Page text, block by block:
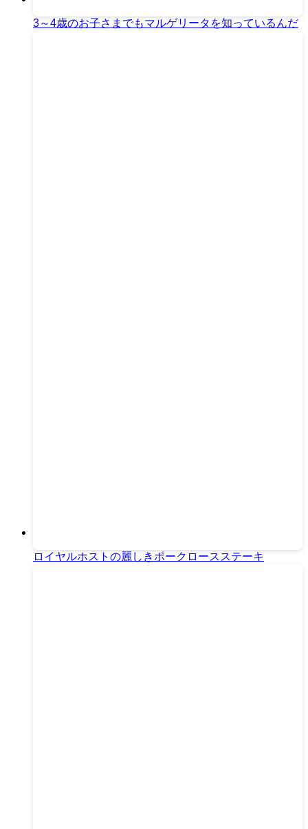
3～4歳のお子さまでもマルゲリータを知っているんだ
ロイヤルホストの麗しきポークロースステーキ